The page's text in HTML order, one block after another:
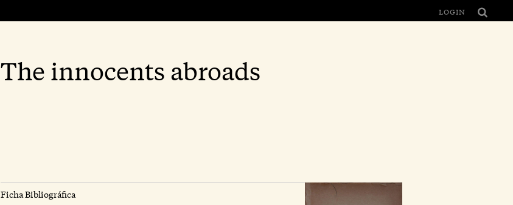
LOGIN
The innocents abroads
Ficha Bibliográfica